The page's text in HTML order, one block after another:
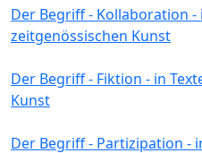
Der Begriff - Kollaboration -
zeitgenössischen Kunst
Der Begriff - Fiktion - in
Kunst
Der Begriff - Partizipation -